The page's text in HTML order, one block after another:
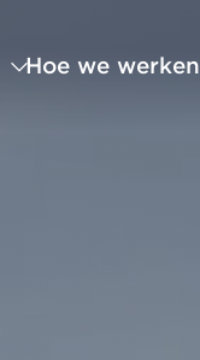
Hoe we werken